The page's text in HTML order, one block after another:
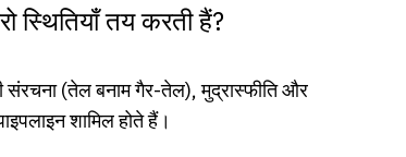
तय करती हैं?
(तेल बनाम गैर-तेल), मुद्रास्फीति और
शामिल होते हैं।